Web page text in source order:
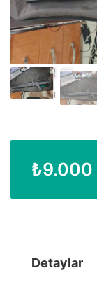
₺9.000
Detaylar